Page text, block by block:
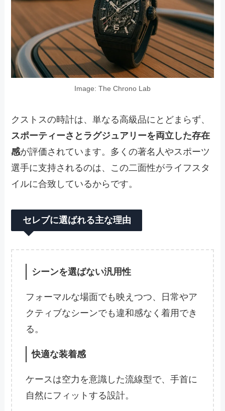
Image: The Chrono Lab
クストスの時計は、単なる高級品にとどまらず、
スポーティーさとラグジュアリーを両立した存在
感が評価されています。多くの著名人やスポーツ
選手に支持されるのは、この二面性がライフスタ
イルに合致しているからです。
セレブに選ばれる主な理由
シーンを選ばない汎用性
フォーマルな場面でも映えつつ、日常やア
クティブなシーンでも違和感なく着用でき
る。
快適な装着感
ケースは空力を意識した流線型で、手首に
自然にフィットする設計。